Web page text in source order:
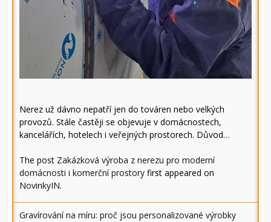
Nerez už dávno nepatří jen do továren nebo velkých
provozů. Stále častěji se objevuje v domácnostech,
kancelářích, hotelech i veřejných prostorech. Důvod…
The post Zakázková výroba z nerezu pro moderní
domácnosti i komerční prostory first appeared on
NovinkyIN.
Gravírování na míru: proč jsou personalizované výrobky